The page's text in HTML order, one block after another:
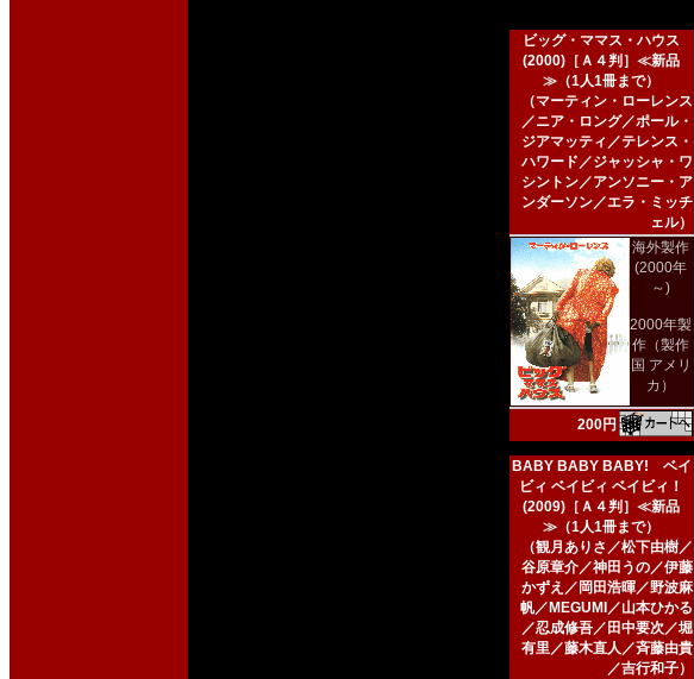
ビッグ・ママス・ハウス
(2000)［Ａ４判］≪新品
≫（1人1冊まで）
（マーティン・ローレンス
／ニア・ロング／ポール・
ジアマッティ／テレンス・
ハワード／ジャッシャ・ワ
シントン／アンソニー・ア
ンダーソン／エラ・ミッチ
ェル）
海外製作
(2000年
～)
2000年製
作（製作
国 アメリ
カ）
200円
BABY BABY BABY! ベイ
ビィ ベイビィ ベイビィ！
(2009)［Ａ４判］≪新品
≫（1人1冊まで）
（観月ありさ／松下由樹／
谷原章介／神田うの／伊藤
かずえ／岡田浩暉／野波麻
帆／MEGUMI／山本ひかる
／忍成修吾／田中要次／堀
有里／藤木直人／斉藤由貴
／吉行和子）